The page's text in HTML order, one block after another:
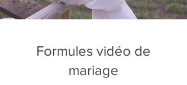
Formules vidéo de
mariage